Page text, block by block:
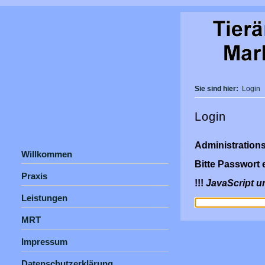
Willkommen
Praxis
Leistungen
MRT
Impressum
Sie sind hier: Login
Login
Bitte Passwort
!!!JavaScript